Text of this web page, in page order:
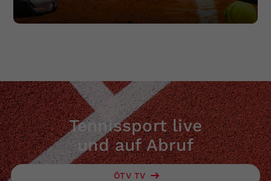
Tennissport live
und auf Abruf
ÖTV TV